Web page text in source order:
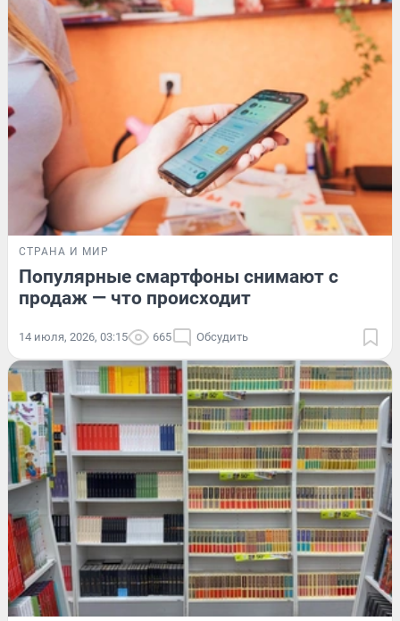
СТРАНА И МИР
Популярные смартфоны снимают с
продаж — что происходит
14 июля, 2026, 03:15 665 Обсудить